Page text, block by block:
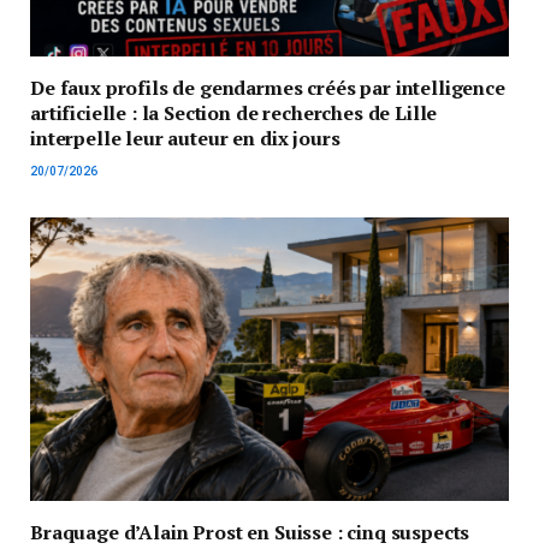
De faux profils de gendarmes créés par intelligence
artificielle : la Section de recherches de Lille
interpelle leur auteur en dix jours
20/07/2026
Braquage d’Alain Prost en Suisse : cinq suspects